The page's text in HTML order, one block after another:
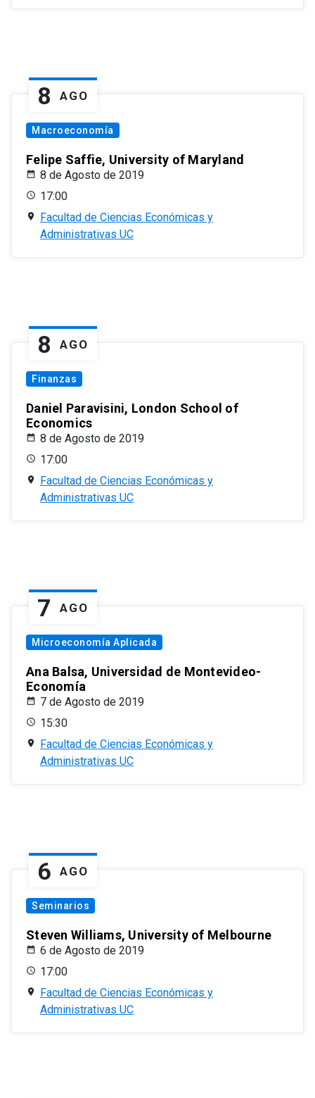
8 AGO
Macroeconomía
Felipe Saffie, University of Maryland
8 de Agosto de 2019
17:00
Facultad de Ciencias Económicas y
Administrativas UC
8 AGO
Finanzas
Daniel Paravisini, London School of
Economics
8 de Agosto de 2019
17:00
Facultad de Ciencias Económicas y
Administrativas UC
7 AGO
Microeconomía Aplicada
Ana Balsa, Universidad de Montevideo-
Economía
7 de Agosto de 2019
15:30
Facultad de Ciencias Económicas y
Administrativas UC
6 AGO
Seminarios
Steven Williams, University of Melbourne
6 de Agosto de 2019
17:00
Facultad de Ciencias Económicas y
Administrativas UC